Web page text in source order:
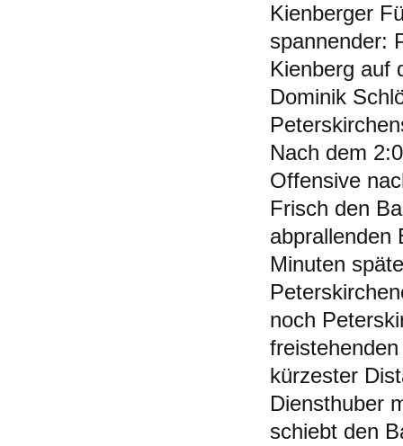
Kienberger
spannender:
Kienberg auf
Dominik
Nach dem
Offensive
Frisch den
abprallenden
Minuten
noch
kürzester
Diensthuber
schiebt den